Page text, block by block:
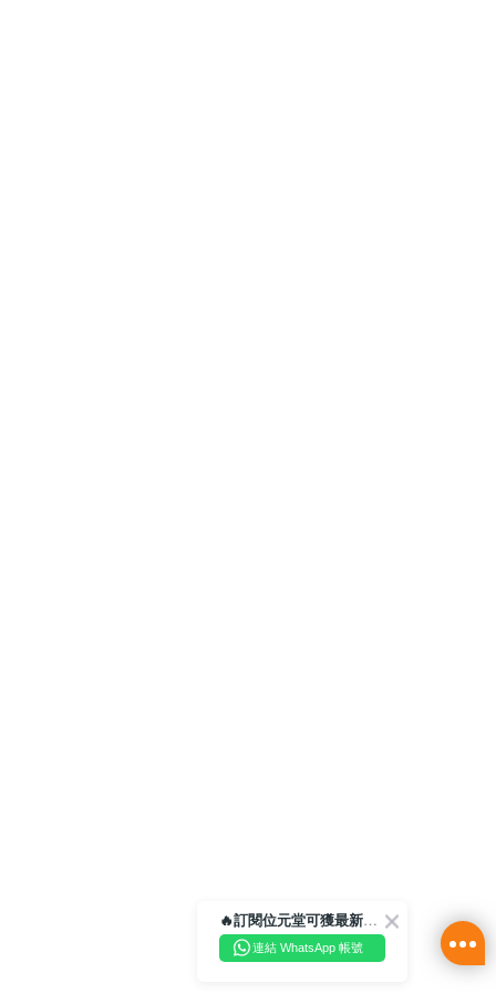
🔥訂閱位元堂可獲最新優惠及活動資訊🔥
連結 WhatsApp 帳號